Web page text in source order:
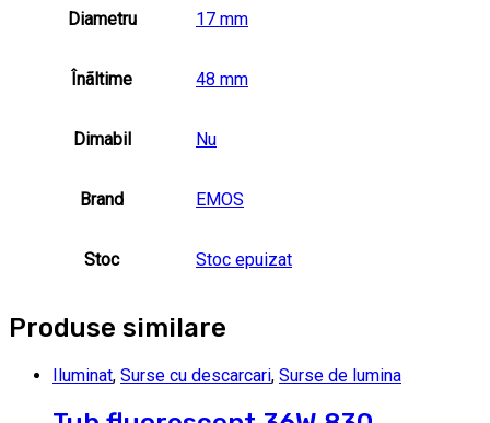
Diametru 17 mm
Înãltime 48 mm
Dimabil Nu
Brand EMOS
Stoc Stoc epuizat
Produse similare
Iluminat, Surse cu descarcari, Surse de lumina